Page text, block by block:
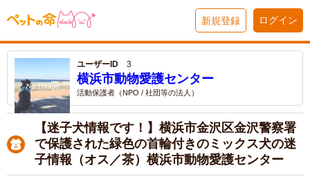
新規登録 ログイン
ユーザーID 3
横浜市動物愛護センター
活動保護者（NPO / 社団等の法人）
【迷子犬情報です！】横浜市金沢区金沢警察署
で保護された緑色の首輪付きのミックス犬の迷
子情報（オス／茶）横浜市動物愛護センター